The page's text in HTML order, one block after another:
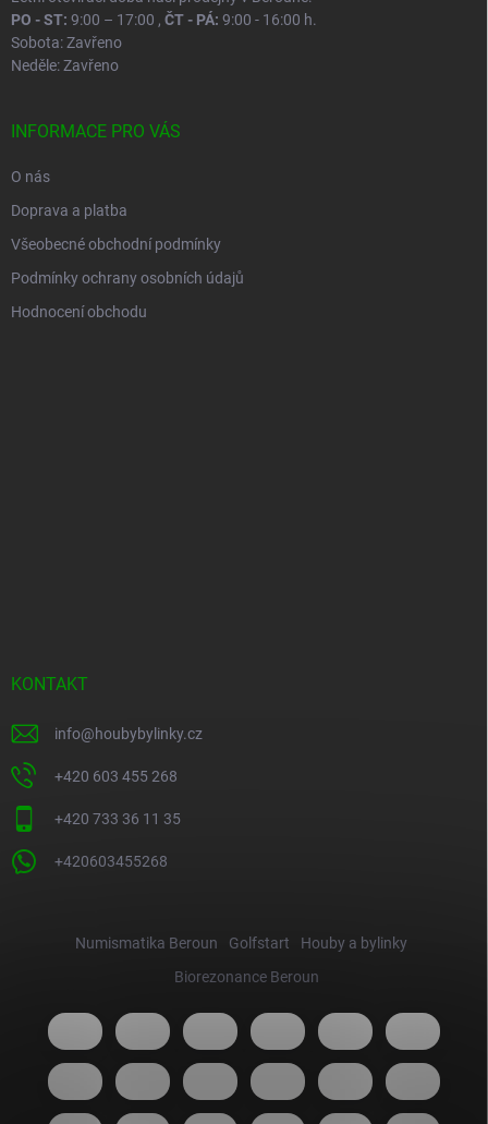
PO - ST: 9:00 – 17:00 , ČT - PÁ: 9:00 - 16:00 h.
Sobota: Zavřeno
Neděle: Zavřeno
INFORMACE PRO VÁS
O nás
Doprava a platba
Všeobecné obchodní podmínky
Podmínky ochrany osobních údajů
Hodnocení obchodu
KONTAKT
info@houbybylinky.cz
+420 603 455 268
+420 733 36 11 35
+420603455268
Numismatika Beroun Golfstart
Houby a bylinky
Biorezonance Beroun